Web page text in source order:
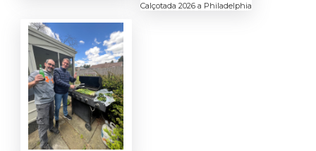
Calçotada 2026 a Philadelphia